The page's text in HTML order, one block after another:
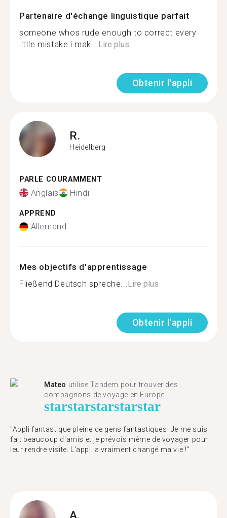
Partenaire d'échange linguistique parfait
someone whos rude enough to correct every
little mistake i mak...Lire plus
Obtenir l'appli
R.
Heidelberg
PARLE COURAMMENT
Anglais Hindi
APPREND
Allemand
Mes objectifs d'apprentissage
Fließend Deutsch spreche...Lire plus
Obtenir l'appli
Mateo utilise Tandem pour trouver des
compagnons de voyage en Europe.
starstarstarstarstar
"Appli fantastique pleine de gens fantastiques. Je me suis
fait beaucoup d'amis et je prévois même de voyager pour
leur rendre visite. L'appli a vraiment changé ma vie !"
A.